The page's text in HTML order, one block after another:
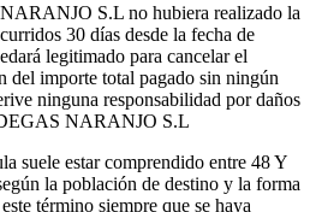
S.L no hubiera realizado la
30 días desde la fecha de
legitimado para cancelar el
del importe total pagado sin ningún
ninguna responsabilidad por daños
NARANJO S.L
suele estar comprendido entre 48 Y
la población de destino y la forma
término siempre que se haya